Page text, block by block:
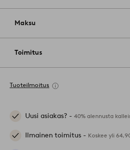
Maksu
Toimitus
Tuoteilmoitus
Uusi asiakas? - 40% alennusta
Ilmainen toimitus - Koskee yli